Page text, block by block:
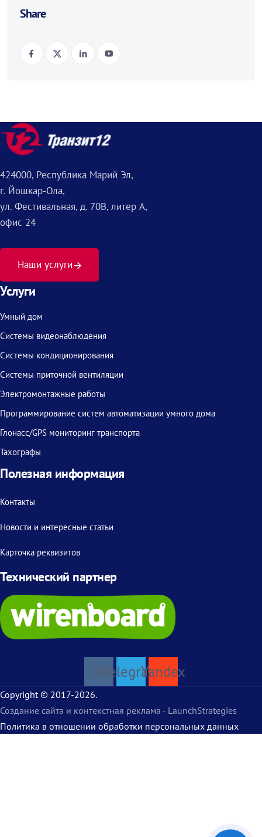
Share
424000, Республика Марий Эл,
г. Йошкар-Ола,
ул. Фестивальная, д. 70В, литер А,
офис 24
Наши услуги
Услуги
Умный дом
Системы видеонаблюдения
Системы кондиционирования
Системы приточной вентиляции
Электромонтажные работы
Программирование систем автоматизации умного дома
Глонасс/GPS мониторинг транспорта
Тахографы
Полезная информация
Контакты
Новости и интересные статьи
Карточка реквизитов
Технический партнер
VkTelegramYandex
Copyright © 2017-2026.
Создание сайта и контекстная реклама - LaunchStrategies
Политика в отношении обработки персональных данных